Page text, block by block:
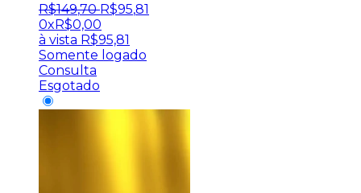
R$149,70 R$95,81
0xR$0,00
à vista R$95,81
Somente logado
Consulta
Esgotado